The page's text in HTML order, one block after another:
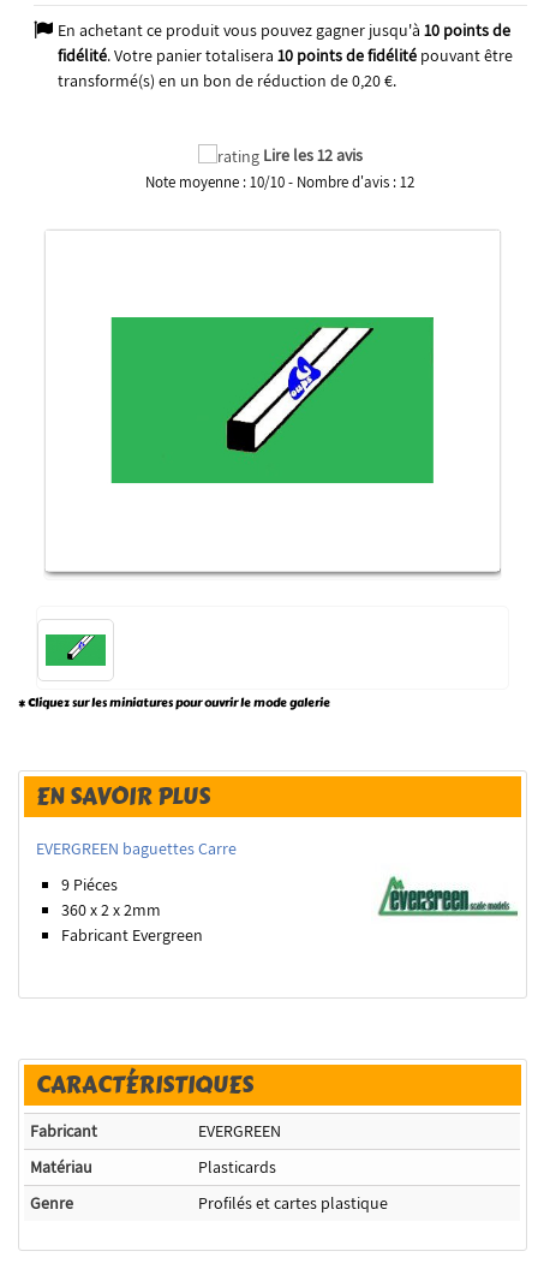
En achetant ce produit vous pouvez gagner jusqu'à 10points de
fidélité. Votre panier totalisera 10points de fidélitépouvant être
transformé(s) en un bon de réduction de0,20 €.
Lire les 12 avis
Note moyenne :10/10- Nombre d'avis :12
* Cliquez sur les miniatures pour ouvrir le mode galerie
EN SAVOIR PLUS
EVERGREEN baguettes Carre
9 Piéces
360 x 2 x 2mm
Fabricant Evergreen
CARACTÉRISTIQUES
Fabricant
EVERGREEN
Matériau
Plasticards
Genre
Profilés et cartes plastique